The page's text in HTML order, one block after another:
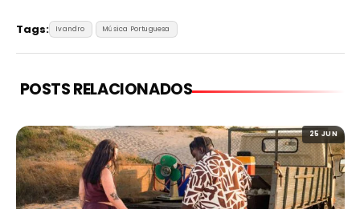
Tags: Ivandro Música Portuguesa
POSTS RELACIONADOS
25 JUN